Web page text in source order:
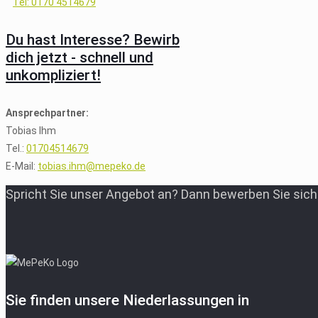
Du hast Interesse? Bewirb
dich jetzt - schnell und
unkompliziert!
Ansprechpartner:
Tobias Ihm
Tel.: 01704514679
E-Mail: tobias.ihm@mepeko.de
Spricht Sie unser Angebot an? Dann bewerben Sie
Sie finden unsere Niederlassungen in